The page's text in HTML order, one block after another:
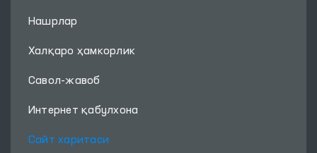
Нашрлар
Халқаро ҳамкорлик
Савол-жавоб
Интернет қабулхона
Сайт харитаси